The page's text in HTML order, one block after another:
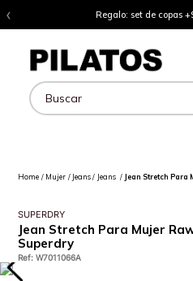
‹ Regalo: set de copas
Buscar
Mujer Jeans Jeans Jean Stretch Para
SUPERDRY
Jean Stretch Para Mujer
Superdry
Ref:W7011066A